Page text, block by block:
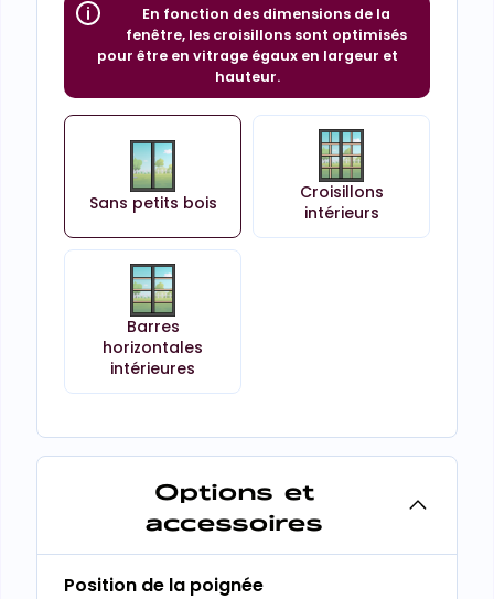
En fonction des dimensions de la
fenêtre, les croisillons sont optimisés
pour être en vitrage égaux en largeur et
hauteur.
Sans petits bois
Croisillons
intérieurs
Barres
horizontales
intérieures
Options et
accessoires
Position de la poignée